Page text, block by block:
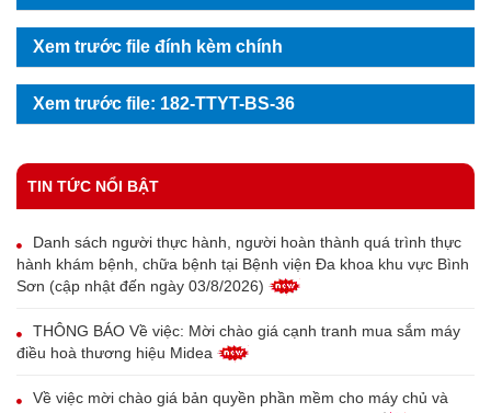
Xem trước file đính kèm chính
Xem trước file: 182-TTYT-BS-36
TIN TỨC NỔI BẬT
Danh sách người thực hành, người hoàn thành quá trình thực
hành khám bệnh, chữa bệnh tại Bệnh viện Đa khoa khu vực Bình
Sơn (cập nhật đến ngày 03/8/2026)
THÔNG BÁO Về việc: Mời chào giá cạnh tranh mua sắm máy
điều hoà thương hiệu Midea
Về việc mời chào giá bản quyền phần mềm cho máy chủ và